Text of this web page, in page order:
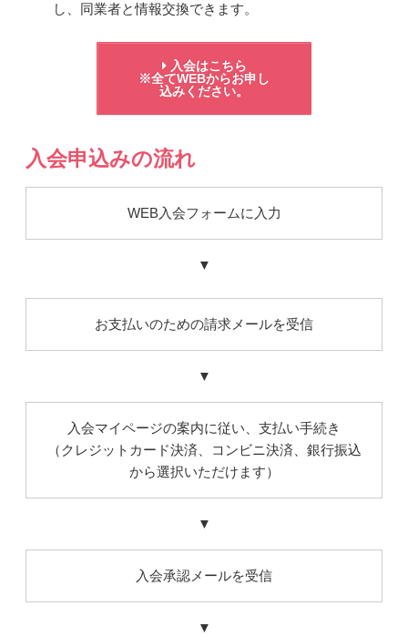
し、同業者と情報交換できます。
入会はこちら
※全てWEBからお申し
込みください。
入会申込みの流れ
WEB入会フォームに入力
▼
お支払いのための請求メールを受信
▼
入会マイページの案内に従い、支払い手続き
（クレジットカード決済、コンビニ決済、銀行振込
から選択いただけます）
▼
入会承認メールを受信
▼